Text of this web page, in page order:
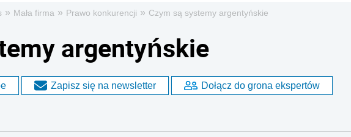
» Mała firma » Prawo konkurencji » Czym są systemy argentyńskie
argentyńskie
Zapisz się na newsletter Dołącz do grona ekspertów